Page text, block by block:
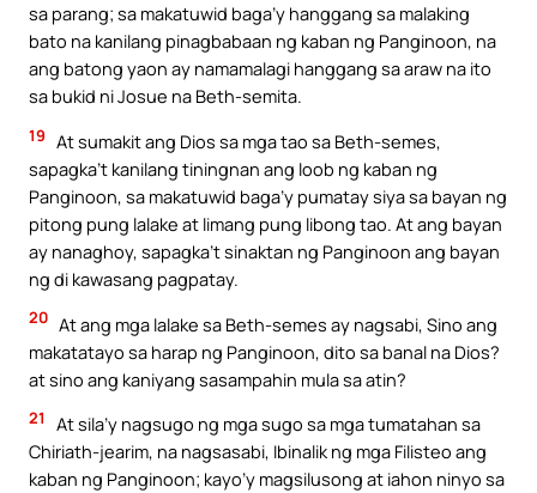
sa parang; sa makatuwid baga’y hanggang sa malaking
bato na kanilang pinagbabaan ng kaban ng Panginoon, na
ang batong yaon ay namamalagi hanggang sa araw na ito
sa bukid ni Josue na Beth-semita.
19 At sumakit ang Dios sa mga tao sa Beth-semes,
sapagka’t kanilang tiningnan ang loob ng kaban ng
Panginoon, sa makatuwid baga’y pumatay siya sa bayan ng
pitong pung lalake at limang pung libong tao. At ang bayan
ay nanaghoy, sapagka’t sinaktan ng Panginoon ang bayan
ng di kawasang pagpatay.
20 At ang mga lalake sa Beth-semes ay nagsabi, Sino ang
makatatayo sa harap ng Panginoon, dito sa banal na Dios?
at sino ang kaniyang sasampahin mula sa atin?
21
At sila’y nagsugo ng mga sugo sa mga tumatahan sa
Chiriath-jearim, na nagsasabi, Ibinalik ng mga Filisteo ang
kaban ng Panginoon; kayo’y magsilusong at iahon ninyo sa